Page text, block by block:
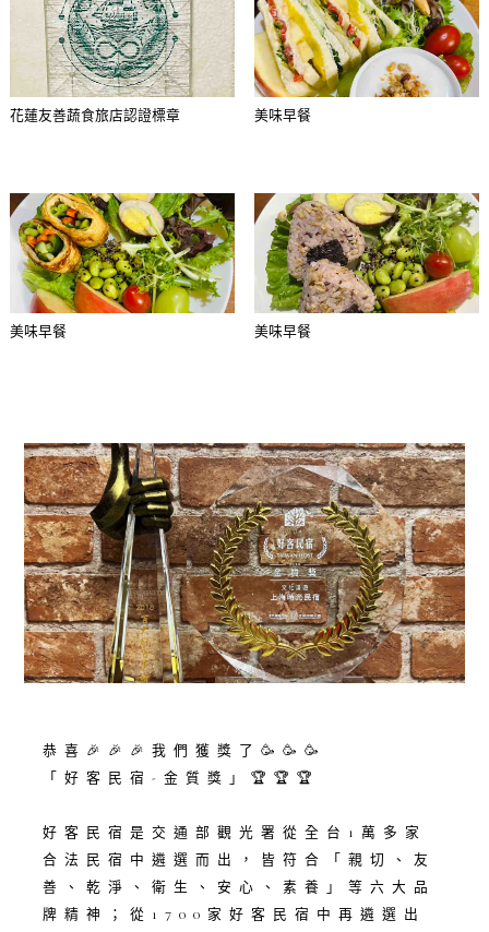
花蓮友善蔬食旅店認證標章 美味早餐
美味早餐 美味早餐
恭喜🎉🎉🎉我們獲獎了🥳🥳🥳
「好客民宿-金質獎」🏆🏆🏆
好客民宿是交通部觀光署從全台1萬多家
合法民宿中遴選而出，皆符合「親切、友
善、乾淨、衛生、安心、素養」等六大品
牌精神；從1700家好客民宿中再遴選出